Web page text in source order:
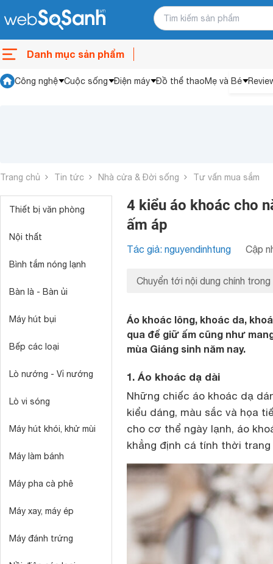
Danh mục sản phẩm
Công nghệ Cuộc sống Điện máy Đồ thể thaoMẹ và Bé
Trang chủ Tin tức Nhà cửa & Đời sống Tư vấn mua sắm
Thiết bị văn phòng
Nội thất
Bình tắm nóng lạnh
Bàn là - Bàn ủi
Máy hút bụi
Bếp các loại
Lò nướng - Vỉ nướng
Lò vi sóng
Máy hút khói, khử mùi
Máy làm bánh
Máy pha cà phê
Máy xay, máy ép
Máy đánh trứng
4 kiểu áo khoác cho
ấm áp
Tác giả: nguyendinhtung Cập
Chuyển tới nội dung chính trong
Áo khoác lông, khoác da,
qua để giữ ấm cũng như
mùa Giáng sinh năm nay.
1. Áo khoác dạ dài
Những chiếc áo khoác dạ
kiểu dáng, màu sắc và họa
cho cơ thể ngày lạnh, áo
khẳng định cá tính thời